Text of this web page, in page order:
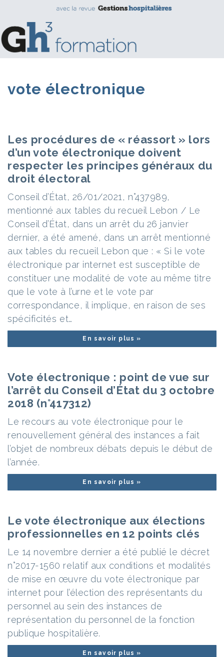
vote électronique
Les procédures de « réassort » lors
d’un vote électronique doivent
respecter les principes généraux du
droit électoral
Conseil d’État, 26/01/2021, n°437989,
mentionné aux tables du recueil Lebon / Le
Conseil d’État, dans un arrêt du 26 janvier
dernier, a été amené, dans un arrêt mentionné
aux tables du recueil Lebon que : « Si le vote
électronique par internet est susceptible de
constituer une modalité de vote au même titre
que le vote à l’urne et le vote par
correspondance, il implique, en raison de ses
spécificités et…
En savoir plus »
Vote électronique : point de vue sur
l’arrêt du Conseil d’État du 3 octobre
2018 (n°417312)
Le recours au vote électronique pour le
renouvellement général des instances a fait
l’objet de nombreux débats depuis le début de
l’année.
En savoir plus »
Le vote électronique aux élections
professionnelles en 12 points clés
Le 14 novembre dernier a été publié le décret
n°2017-1560 relatif aux conditions et modalités
de mise en œuvre du vote électronique par
internet pour l’élection des représentants du
personnel au sein des instances de
représentation du personnel de la fonction
publique hospitalière.
En savoir plus »